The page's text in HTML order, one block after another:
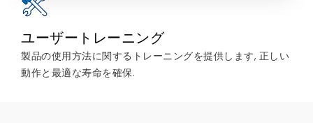
ユーザートレーニング
製品の使用方法に関するトレーニングを提供します, 正しい
動作と最適な寿命を確保.